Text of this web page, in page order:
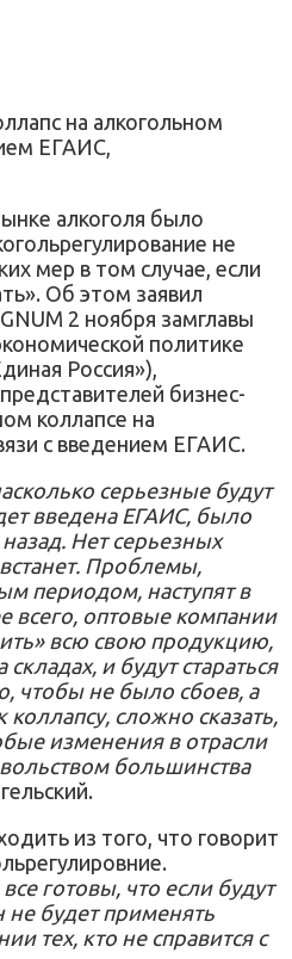
на алкогольном
ЕГАИС,
алкоголя было
не
мер в том случае, если
Об этом заявил
2 ноября замглавы
политике
Россия»),
бизнес-
коллапсе на
с введением ЕГАИС.
серьезные будут
введена ЕГАИС, было
Нет серьезных
Проблемы,
периодом, наступят в
всего, оптовые компании
всю свою продукцию,
складах, и будут стараться
чтобы не было сбоев, а
коллапсу, сложно сказать,
изменения в отрасли
большинства
из того, что говорит
готовы, что если будут
будет применять
тех, кто не справится с